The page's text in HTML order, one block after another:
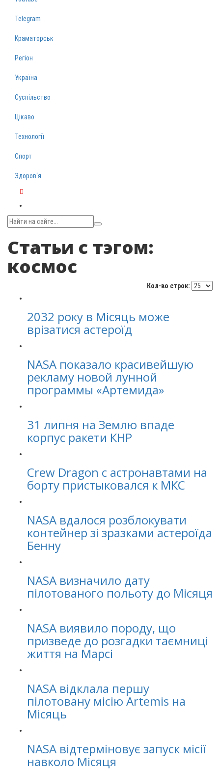
Telegram
Краматорськ
Регіон
Україна
Суспільство
Цікаво
Технології
Спорт
Здоров‘я
Статьи с тэгом:
космос
Кол-во строк:
2032 року в Місяць може
врізатися астероїд
NASA показало красивейшую
рекламу новой лунной
программы «Артемида»
31 липня на Землю впаде
корпус ракети КНР
Crew Dragon с астронавтами на
борту пристыковался к МКС
NASA вдалося розблокувати
контейнер зі зразками астероїда
Бенну
NASA визначило дату
пілотованого польоту до Місяця
NASA виявило породу, що
призведе до розгадки таємниці
життя на Марсі
NASA відклала першу
пілотовану місію Artemis на
Місяць
NASA відтерміновує запуск місії
навколо Місяця